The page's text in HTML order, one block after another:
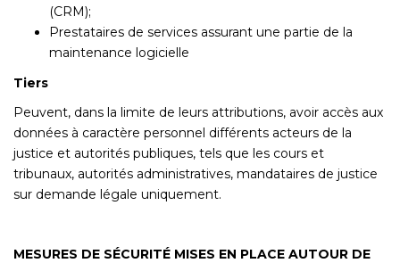
(CRM);
Prestataires de services assurant une partie de la
maintenance logicielle
Tiers
Peuvent, dans la limite de leurs attributions, avoir accès aux
données à caractère personnel différents acteurs de la
justice et autorités publiques, tels que les cours et
tribunaux, autorités administratives, mandataires de justice
sur demande légale uniquement.
MESURES DE SÉCURITÉ MISES EN PLACE AUTOUR DE